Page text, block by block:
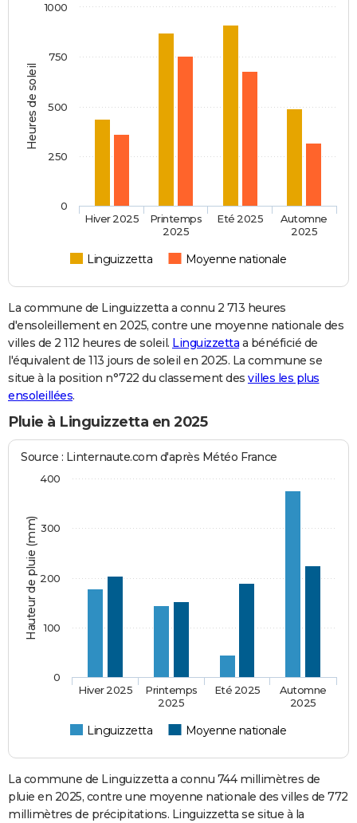
Heures de soleil
Linguizzetta Moyenne nationale
Hiver 2025
Printemps
2025
Eté 2025
Automne
2025
0
250
500
750
1000
La commune de Linguizzetta a connu 2 713 heures
d'ensoleillement en 2025, contre une moyenne nationale des
villes de 2 112 heures de soleil. Linguizzetta a bénéficié de
l'équivalent de 113 jours de soleil en 2025. La commune se
situe à la position n°722 du classement des villes les plus
ensoleillées.
Pluie à Linguizzetta en 2025
Hauteur de pluie (mm)
Source : Linternaute.com d'après Météo France
Linguizzetta Moyenne nationale
Hiver 2025
Printemps
2025
Eté 2025
Automne
2025
0
100
200
300
400
La commune de Linguizzetta a connu 744 millimètres de
pluie en 2025, contre une moyenne nationale des villes de 772
millimètres de précipitations. Linguizzetta se situe à la